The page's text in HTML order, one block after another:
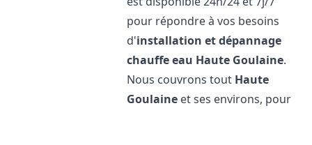
pour répondre à vos besoins
d'installation et dépannage
chauffe eau Haute Goulaine.
Nous couvrons tout Haute
Goulaine et ses environs, pour